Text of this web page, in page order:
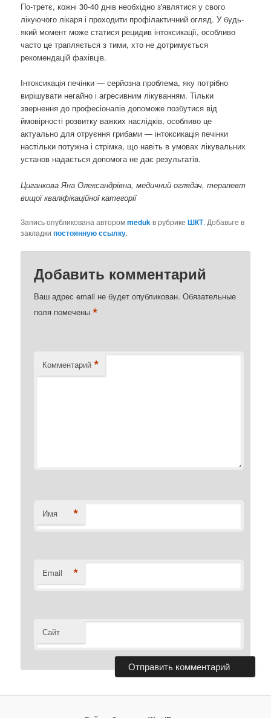
По-третє, кожні 30-40 днів необхідно з'являтися у свого
лікуючого лікаря і проходити профілактичний огляд. У будь-
який момент може статися рецидив інтоксикації, особливо
часто це трапляється з тими, хто не дотримується
рекомендацій фахівців.
Інтоксикація печінки — серйозна проблема, яку потрібно
вирішувати негайно і агресивним лікуванням. Тільки
звернення до професіоналів допоможе позбутися від
ймовірності розвитку важких наслідків, особливо це
актуально для отруєння грибами — інтоксикація печінки
настільки потужна і стрімка, що навіть в умовах лікувальних
установ надається допомога не дає результатів.
Циганкова Яна Олександрівна, медичний оглядач, терапевт
вищої кваліфікаційної категорії
Запись опубликована авторомmedukв рубрикеШКТ. Добавьте в
закладкипостоянную ссылку.
Добавить комментарий
Ваш адрес email не будет опубликован. Обязательные
поля помечены*
Комментарий *
Имя *
Email *
Сайт